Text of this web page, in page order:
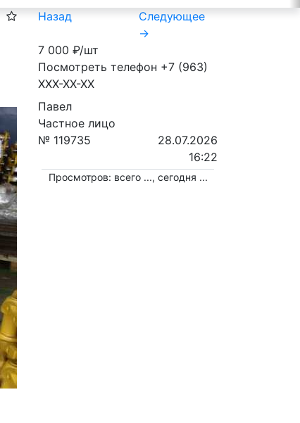
Назад
Следующее
→
7 000 ₽/шт
Посмотреть телефон +7 (963)
XXX-XX-XX
Павел
Частное лицо
№ 119735
28.07.2026
16:22
Просмотров: всего ..., сегодня ...